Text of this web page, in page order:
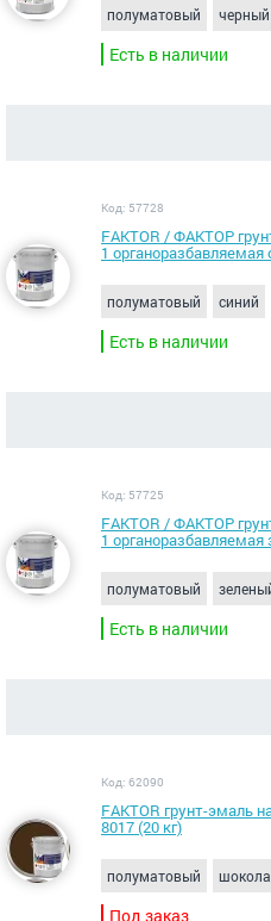
полуматовый черный
Есть в наличии
Код: 57728
FAKTOR / ФАКТОР
1 органоразбавляемая
полуматовый синий
Есть в наличии
Код: 57725
FAKTOR / ФАКТОР
1 органоразбавляемая
полуматовый
Есть в наличии
Код: 62090
FAKTOR грунт-эмаль
8017 (20 кг)
полуматовый
Под заказ